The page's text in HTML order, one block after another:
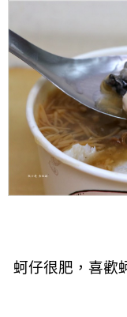
蚵仔很肥，喜歡